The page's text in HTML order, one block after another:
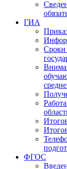
ГИА
Сроки
ФГОС